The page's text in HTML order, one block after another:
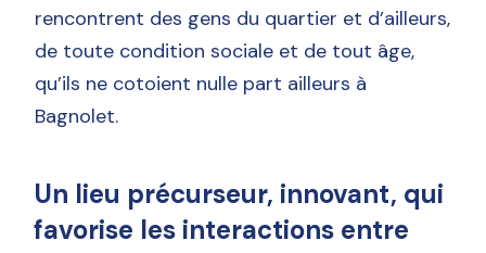
rencontrent des gens du quartier et d’ailleurs,
de toute condition sociale et de tout âge,
qu’ils ne cotoient nulle part ailleurs à
Bagnolet.
Un lieu précurseur, innovant, qui
favorise les interactions entre